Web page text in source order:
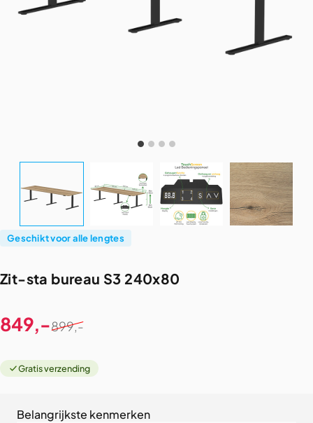
Geschikt voor alle lengtes
Zit-sta bureau S3 240x80
Verkoopprijs
849,-
Normale prijs
899,-
Gratis verzending
Belangrijkste kenmerken